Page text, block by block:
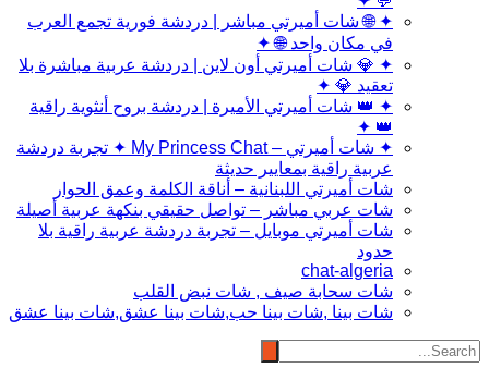
✦ 🌐 شات أميرتي مباشر | دردشة فورية تجمع العرب
في مكان واحد 🌐 ✦
✦ 💎 شات أميرتي أون لاين | دردشة عربية مباشرة بلا
تعقيد 💎 ✦
✦ 👑 شات أميرتي الأميرة | دردشة بروح أنثوية راقية
👑 ✦
✦ شات أميرتي – My Princess Chat ✦ تجربة دردشة
عربية راقية بمعايير حديثة
شات أميرتي اللبنانية – أناقة الكلمة وعمق الحوار
شات عربي مباشر – تواصل حقيقي بنكهة عربية أصيلة
شات أميرتي موبايل – تجربة دردشة عربية راقية بلا
حدود
chat-algeria
شات سحابة صيف , شات نبض القلب
شات بينا ,شات بينا حب,شات بينا عشق,شات بينا عشق